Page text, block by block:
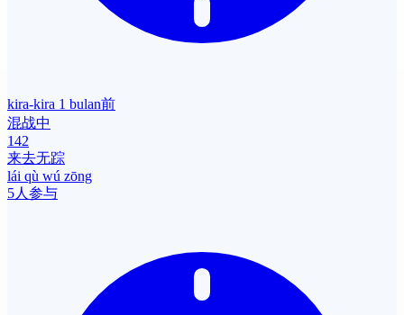
kira-kira 1 bulan前
混战中
142
来去无踪
lái qù wú zōng
5人参与